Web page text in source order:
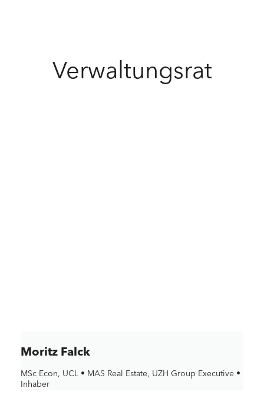
Verwaltungsrat
Moritz Falck
MSc Econ, UCL • MAS Real Estate, UZH Group Executive •
Inhaber